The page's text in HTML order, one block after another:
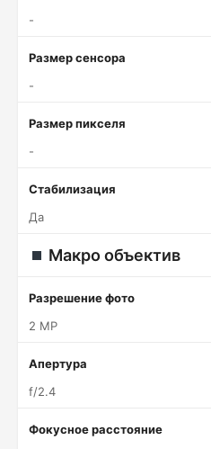
-
Размер сенсора
-
Размер пикселя
-
Стабилизация
Да
Макро объектив
Разрешение фото
2 MP
Апертура
f/2.4
Фокусное расстояние